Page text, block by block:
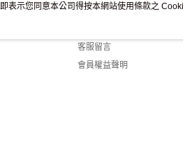
客服資訊
客服留言
會員權益聲明
表示您同意本公司得按本網站使用條款之